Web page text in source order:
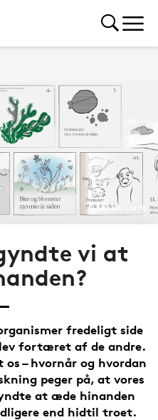
© Mikkel Larris
vi at
fredeligt side
fortæret af de andre.
– hvornår og hvordan
peger på, at vores
at æde hinanden
end hidtil troet.